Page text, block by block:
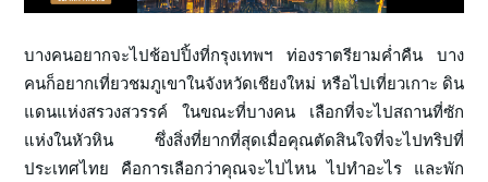
บางคนอยากจะไปช้อปปิ้งที่กรุงเทพฯ ท่องราตรียามค่ำคืน บาง
คนก็อยากเที่ยวชมภูเขาในจังหวัดเชียงใหม่ หรือไปเที่ยวเกาะ ดิน
แดนแห่งสรวงสวรรค์ ในขณะที่บางคน เลือกที่จะไปสถานที่ซัก
แห่งในหัวหิน ซึ่งสิ่งที่ยากที่สุดเมื่อคุณตัดสินใจที่จะไปทริปที่
ประเทศไทย คือการเลือกว่าคุณจะไปไหน ไปทำอะไร และพัก